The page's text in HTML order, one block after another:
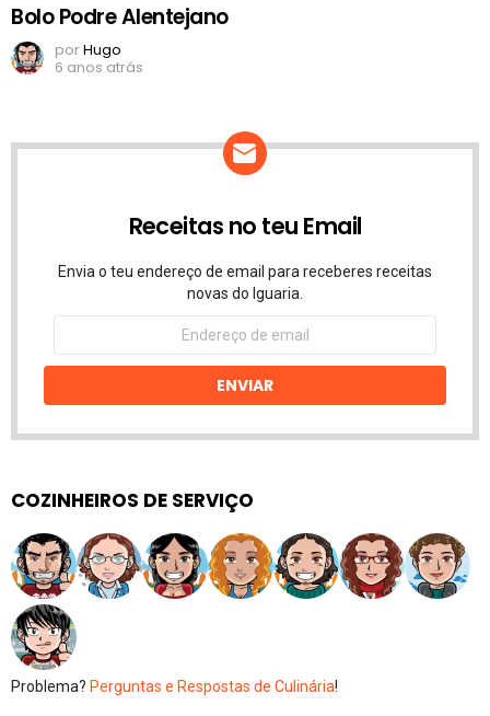
Bolo Podre Alentejano
porHugo
6 anos atrás
Receitas no teu Email
Envia o teu endereço de email para receberes receitas
novas do Iguaria.
Endereço
email
ENVIAR
COZINHEIROS DE SERVIÇO
Problema? Perguntas e Respostas de Culinária!